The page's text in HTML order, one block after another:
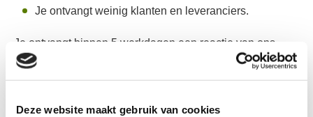
Deze website maakt gebruik van cookies
Je ontvangt weinig klanten en leveranciers.
Je ontvangt binnen 5 werkdagen een reactie van ons.